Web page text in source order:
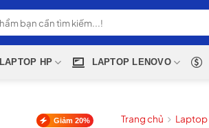
LAPTOP HP LAPTOP LENOVO
Giảm 20% Trang chủ Laptop